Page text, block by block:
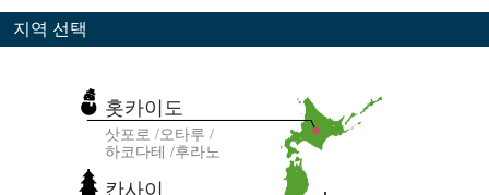
지역 선택
칸사이
홋카이도
삿포로
오타루
하코다테
후라노